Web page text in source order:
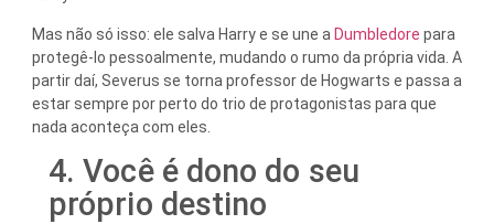
Mas não só isso: ele salva Harry e se une a Dumbledore para
protegê-lo pessoalmente, mudando o rumo da própria vida. A
partir daí, Severus se torna professor de Hogwarts e passa a
estar sempre por perto do trio de protagonistas para que
nada aconteça com eles.
4. Você é dono do seu
próprio destino